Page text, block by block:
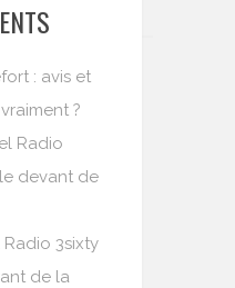
: avis et
?
Radio
devant de
Radio 3sixty
de la